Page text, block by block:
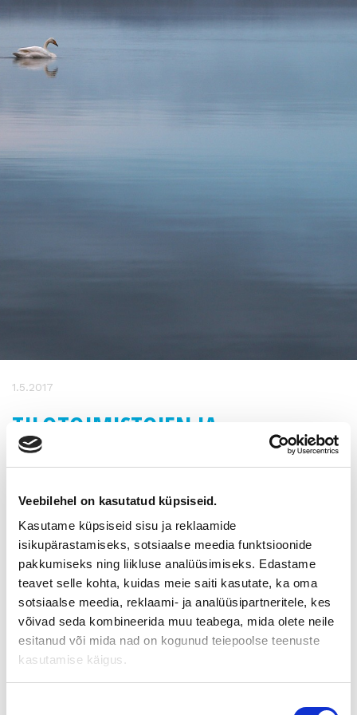
Veebilehel on kasutatud küpsiseid.
Kasutame küpsiseid sisu ja reklaamide
isikupärastamiseks, sotsiaalse meedia funktsioonide
pakkumiseks ning liikluse analüüsimiseks. Edastame
teavet selle kohta, kuidas meie saiti kasutate, ka oma
sotsiaalse meedia, reklaami- ja analüüsipartneritele, kes
võivad seda kombineerida muu teabega, mida olete neile
esitanud või mida nad on kogunud teiepoolse teenuste
kasutamise käigus.
1.5.2017
TILOTOIMISTOJEN JA
TALOUSHALLINNON
KIIVAANA
Kuten tunnettua, on alalla tapahtunut viime vuosina runsaasti
omistuksen uudelleen järjestelyjä. Alalle on syntynyt muutama
yritysostoin kasvattavia yrityksiä
Tässä tilanteessa usein kysytäänkin mikä rooli yritysvälittäjällä
on tilanteessa, jossa kauppaa käydään itsenäisestikin koko
ajan.
ostajan ja myyjän yhteensovittaminen. Osapuolilla on erilaisia